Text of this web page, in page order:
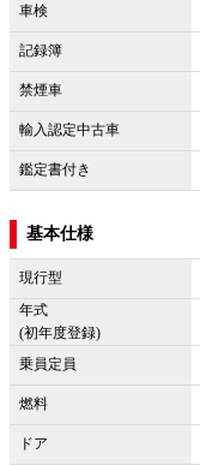
車検
記録簿
禁煙車
輸入認定中古車
鑑定書付き
基本仕様
現行型
年式
(初年度登録)
乗員定員
燃料
ドア